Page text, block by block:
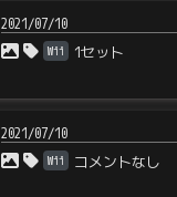
2021/07/10
Wii 1セット
2021/07/10
Wii コメントなし